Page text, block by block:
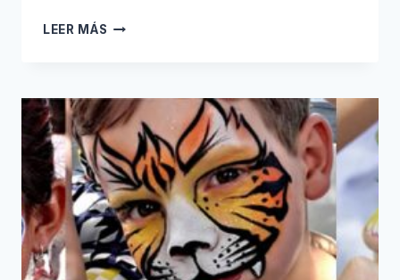
LEER MÁS HALLOWEEN